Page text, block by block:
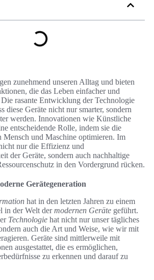
zunehmend unseren Alltag und bieten
die das Leben einfacher und
rasante Entwicklung der Technologie
diese Geräte nicht nur smarter, sondern
werden. Innovationen wie Künstliche
entscheidende Rolle, indem sie die
Mensch und Maschine optimieren. Im
nur die Effizienz und
der Geräte, sondern auch nachhaltige
in den Vordergrund rücken.
Gerätegeneration
hat in den letzten Jahren zu einem
in der Welt dermodernen Geräte geführt.
Technologie hat nicht nur unser tägliches
auch die Art und Weise, wie wir mit
Geräte sind mittlerweile mit
ausgestattet, die es ermöglichen,
zu erkennen und darauf zu